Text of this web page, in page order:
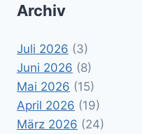
Archiv
Juli 2026 (3)
Juni 2026 (8)
Mai 2026 (15)
April 2026 (19)
März 2026 (24)